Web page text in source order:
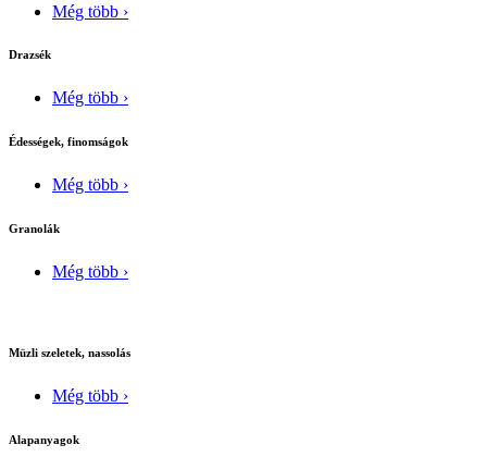
Még több ›
Drazsék
Még több ›
Édességek, finomságok
Még több ›
Granolák
Még több ›
Müzli szeletek, nassolás
Még több ›
Alapanyagok